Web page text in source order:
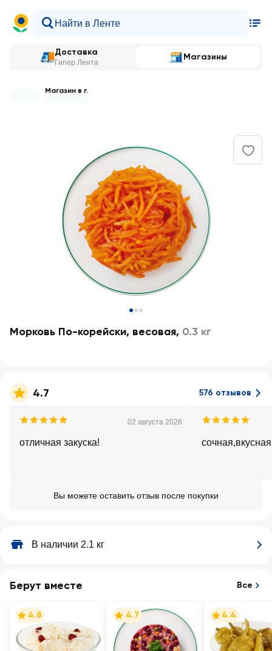
Доставка
Гипер Лента
Магазины
Магазин в г.
Морковь По-корейски, весовая, 0.3 кг
4.7 576 отзывов
02 августа 2026
отличная закуска!
Вы можете оставить отзыв после покупки
В наличии 2.1 кг
Берут вместе Все
4.8 4.7 4.4